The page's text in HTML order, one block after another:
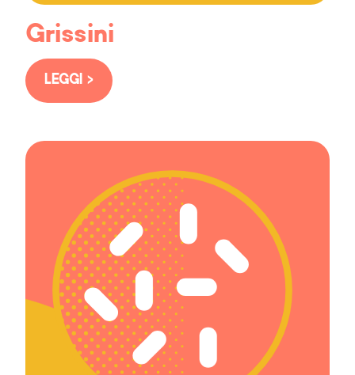
Grissini
LEGGI >